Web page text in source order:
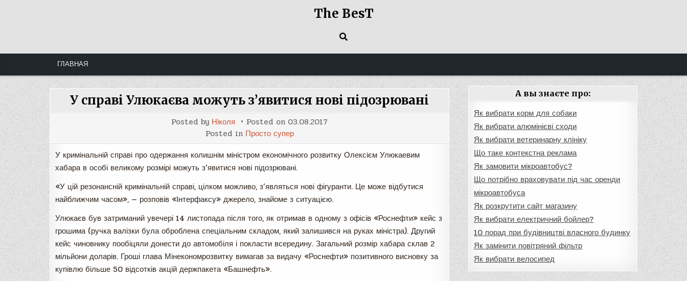
The BesT
ГЛАВНАЯ
У справі Улюкаєва можуть з’явитися нові підозрювані
Posted by Ніколя Posted on 03.08.2017
Posted in Просто супер
У кримінальній справі про одержання колишнім міністром економічного розвитку Олексієм Улюкаевим
хабара в особі великому розмірі можуть з’явитися нові підозрювані.
«У цій резонансній кримінальній справі, цілком можливо, з’являться нові фігуранти. Це може відбутися
найближчим часом», — розповів «Інтерфаксу» джерело, знайоме з ситуацією.
Улюкаєв був затриманий увечері 14 листопада після того, як отримав в одному з офісів «Роснефти» кейс з
грошима (ручка валізки була оброблена спеціальним складом, який залишився на руках міністра). Другий
кейс чиновнику пообіцяли донести до автомобіля і покласти всередину. Загальний розмір хабара склав 2
мільйони доларів. Гроші глава Мінекономрозвитку вимагав за видачу «Роснефти» позитивного висновку за
купівлю більше 50 відсотків акцій держпакета «Башнефть».
А вы знаєте про:
Як вибрати корм для собаки
Як вибрати алюмінієві сходи
Як вибрати ветеринарну клініку
Що таке контекстна реклама
Як замовити мікроавтобус?
Що потрібно враховувати під час оренди
мікроавтобуса
Як розкрутити сайт магазину
Як вибрати електричний бойлер?
10 порад при будівництві власного будинку
Як замінити повітряний фільтр
Як вибрати велосипед